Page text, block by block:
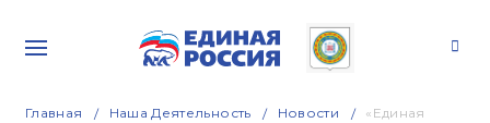
Главная Наша Деятельность Новости
«Единая